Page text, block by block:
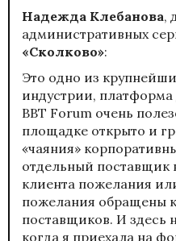
Надежда Клебанова,
административных
«Сколково»:
Это одно из
индустрии,
BBT Forum очень
площадке открыто и
«чаяния»
отдельный поставщик
клиента пожелания
пожелания обращены
поставщиков. И здесь
когда я приехала на